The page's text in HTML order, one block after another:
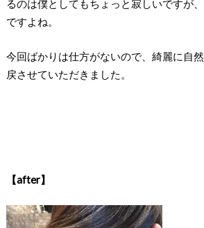
るのは僕としてもちょっと寂しいですが
ですよね。
今回ばかりは仕方がないので、綺麗に自
戻させていただきました。
【after】